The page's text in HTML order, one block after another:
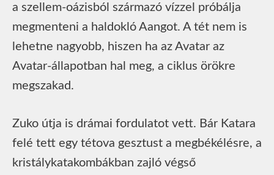
a szellem-oázisból származó vízzel próbálja
megmenteni a haldokló Aangot. A tét nem is
lehetne nagyobb, hiszen ha az Avatar az
Avatar-állapotban hal meg, a ciklus örökre
megszakad.
Zuko útja is drámai fordulatot vett. Bár Katara
felé tett egy tétova gesztust a megbékélésre, a
kristálykatakombákban zajló végső